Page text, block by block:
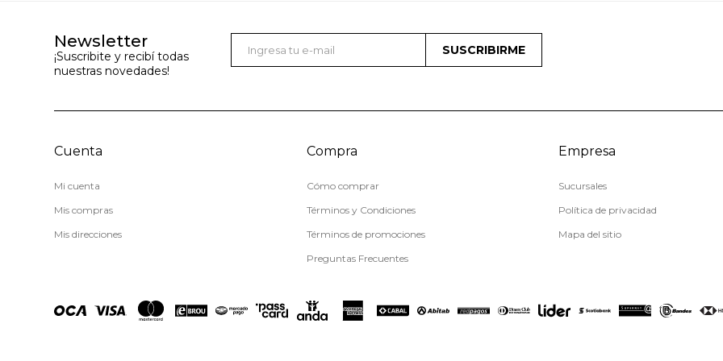
Newsletter
¡Suscribite y recibí todas
nuestras novedades!
SUSCRIBIRME
Cuenta
Mi cuenta
Mis compras
Mis direcciones
Compra
Cómo comprar
Términos y Condiciones
Términos de promociones
Preguntas Frecuentes
Empresa
Sucursales
Política de privacidad
Mapa del sitio